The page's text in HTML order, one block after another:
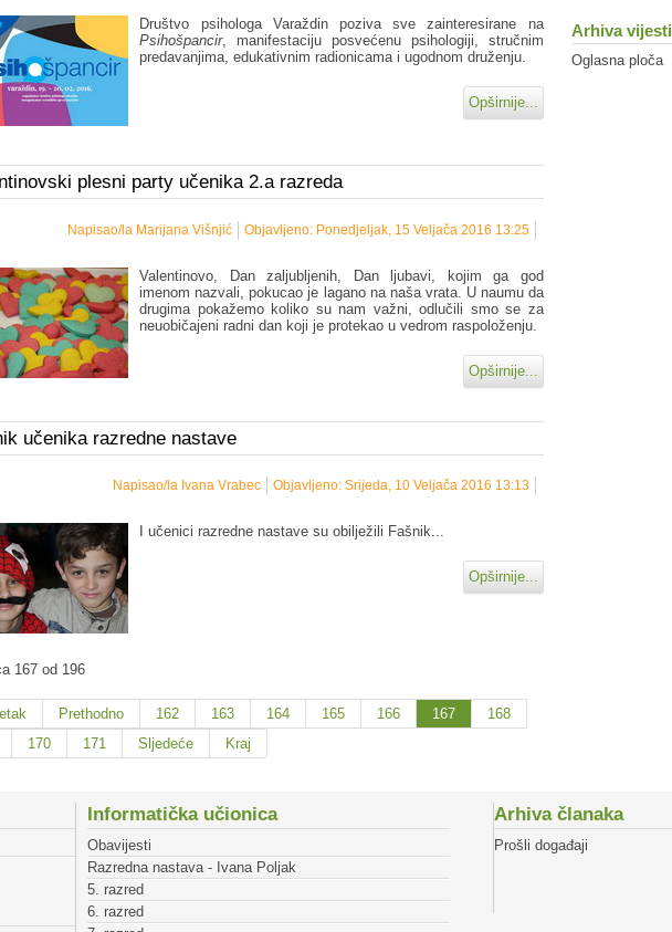
Društvo psihologa Varaždin poziva sve zainteresirane na
Psihošpancir, manifestaciju posvećenu psihologiji, stručnim
predavanjima, edukativnim radionicama i ugodnom druženju.
Opširnije...
plesni party učenika 2.a razreda
Objavljeno: Ponedjeljak, 15 Veljača 2016 13:25
Napisao/la Marijana Višnjić
Valentinovo, Dan zaljubljenih, Dan ljubavi, kojim ga god
imenom nazvali, pokucao je lagano na naša vrata. U naumu da
drugima pokažemo koliko su nam važni, odlučili smo se za
neuobičajeni radni dan koji je protekao u vedrom raspoloženju.
Opširnije...
učenika razredne nastave
Objavljeno: Srijeda, 10 Veljača 2016 13:13
Napisao/la Ivana Vrabec
I učenici razredne nastave su obilježili Fašnik...
Opširnije...
167 od 196
Prethodno 162 163 164 165 166 167
168
170
171 Sljedeće Kraj
Arhiva vijesti
Oglasna ploča
Informatička učionica
Obavijesti
Razredna nastava - Ivana Poljak
5. razred
6. razred
Arhiva članaka
Prošli događaji